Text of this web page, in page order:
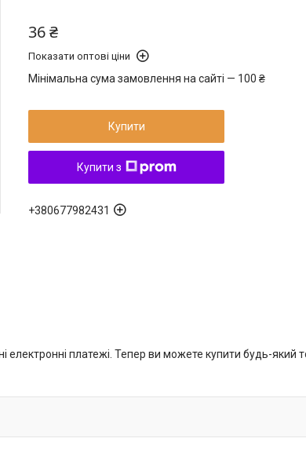
36 ₴
Показати оптові ціни
Мінімальна сума замовлення на сайті — 100 ₴
Купити
Купити з
+380677982431
електронні платежі. Тепер ви можете купити будь-який